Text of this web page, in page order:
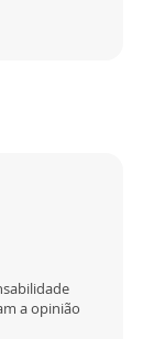
a opinião